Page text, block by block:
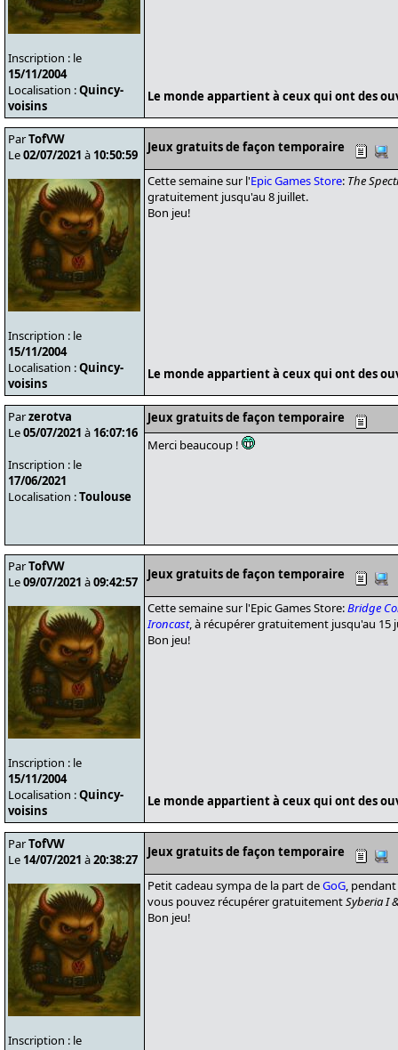
Inscription : le
15/11/2004
Localisation :Quincy-
voisins
Le monde appartient à ceux qui ont des
ParTofVW
Le02/07/2021 à 10:50:59
Inscription : le
15/11/2004
Localisation :Quincy-
voisins
Jeux gratuits de façon temporaire
Cette semaine sur l'Epic Games Store: The
gratuitement jusqu'au 8 juillet.
Bon jeu!
Le monde appartient à ceux qui ont des
Parzerotva
Le05/07/2021 à 16:07:16
Inscription : le
17/06/2021
Localisation :Toulouse
Jeux gratuits de façon temporaire
Merci beaucoup !
ParTofVW
Le09/07/2021 à09:42:57
Inscription : le
15/11/2004
Localisation :Quincy-
voisins
Jeux gratuits de façon temporaire
Cette semaine sur l'Epic Games Store:Bridge
Ironcast, à récupérer gratuitement jusqu'au 15
Bon jeu!
Le monde appartient à ceux qui ont des
ParTofVW
Le 14/07/2021 à20:38:27
Inscription : le
Jeux gratuits de façon temporaire
Petit cadeau sympa de la part deGoG,
vous pouvez récupérer gratuitementSyberia I
Bon jeu!